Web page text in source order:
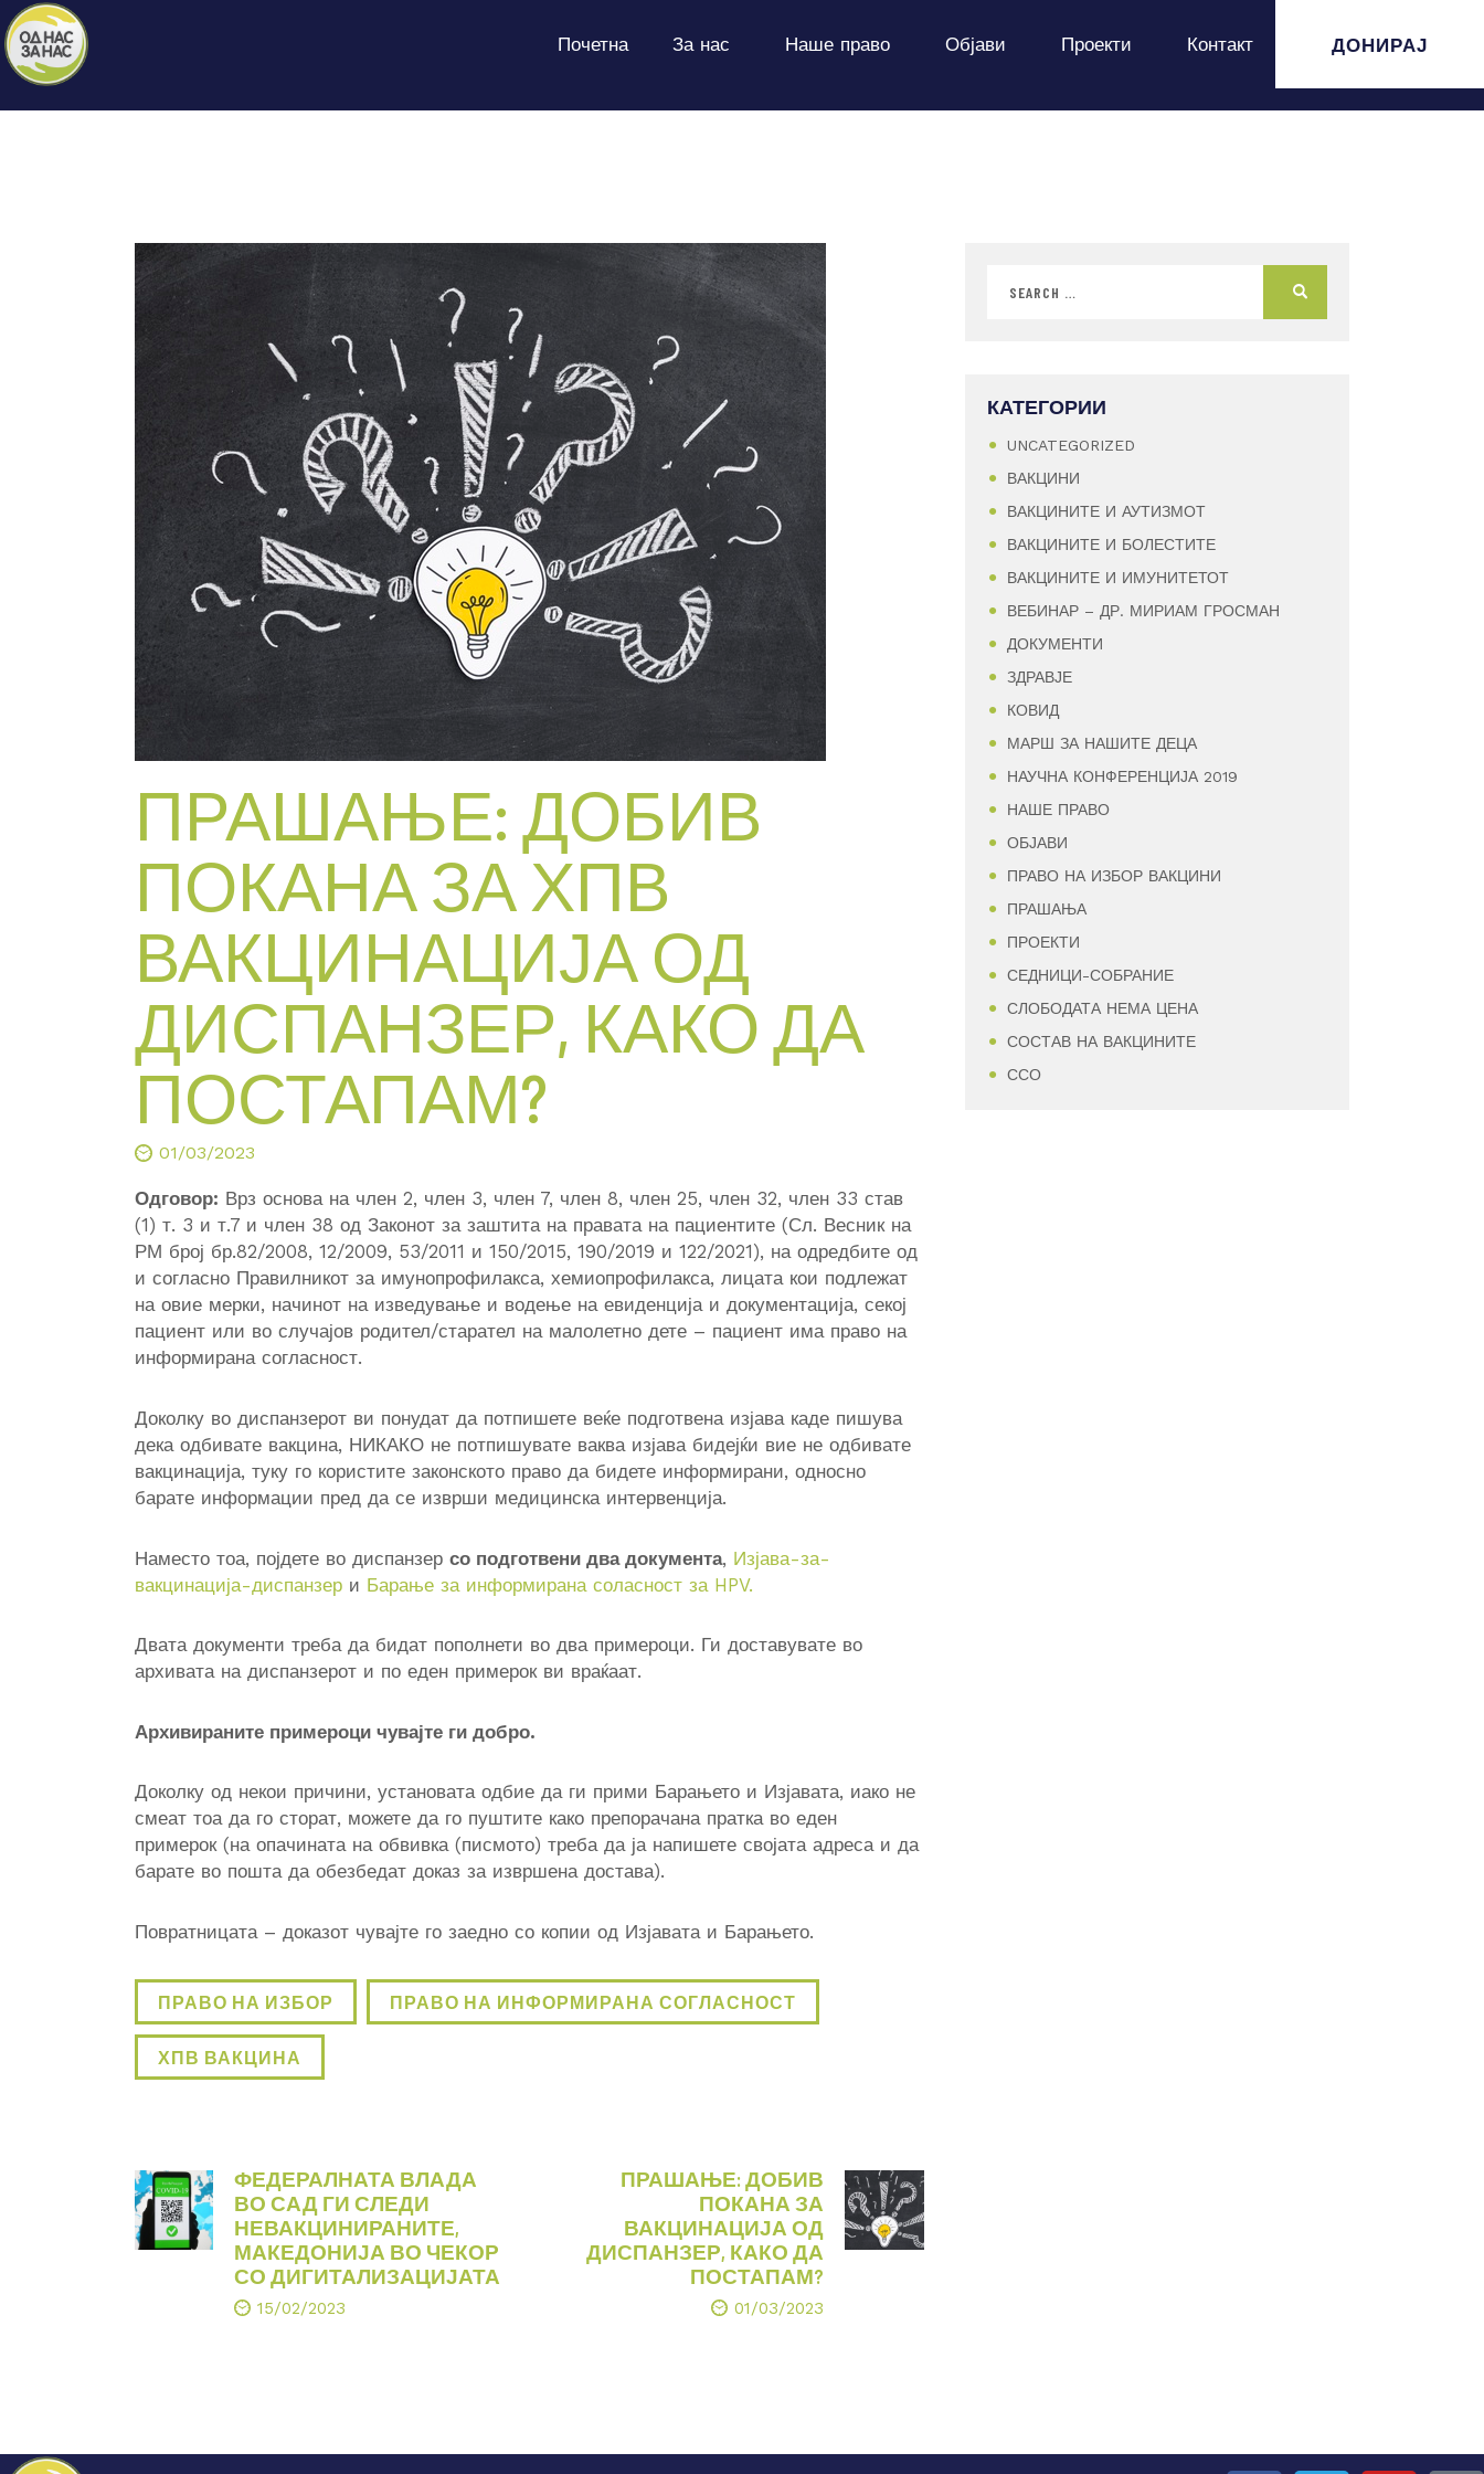
Почетна За нас Наше право Објави Проекти Контакт ДОНИРАЈ
ПОЧЕТНА
ПРОЕКТИ
КОНТАКТ
ПРАШАЊЕ: ДОБИВ
ПОКАНА ЗА ХПВ
ВАКЦИНАЦИЈА ОД
ДИСПАНЗЕР, КАКО ДА
ПОСТАПАМ?
01/03/2023
Одговор: Врз основа на член 2, член 3, член 7, член 8, член 25, член 32, член 33 став
(1) т. 3 и т.7 и член 38 од Законот за заштита на правата на пациентите (Сл. Весник на
РМ број бр.82/2008, 12/2009, 53/2011 и 150/2015, 190/2019 и 122/2021), на одредбите од
и согласно Правилникот за имунопрофилакса, хемиопрофилакса, лицата кои подлежат
на овие мерки, начинот на изведување и водење на евиденција и документација, секој
пациент или во случајов родител/старател на малолетно дете – пациент има право на
информирана согласност.
Доколку во диспанзерот ви понудат да потпишете веќе подготвена изјава каде пишува
дека одбивате вакцина, НИКАКО не потпишувате ваква изјава бидејќи вие не одбивате
вакцинација, туку го користите законското право да бидете информирани, односно
барате информации пред да се изврши медицинска интервенција.
Наместо тоа, појдете во диспанзер со подготвени два документа, Изјава-за-
вакцинација-диспанзер и Барање за информирана соласност за HPV.
Двата документи треба да бидат пополнети во два примероци. Ги доставувате во
архивата на диспанзерот и по еден примерок ви враќаат.
Архивираните примероци чувајте ги добро.
Доколку од некои причини, установата одбие да ги прими Барањето и Изјавата, иако не
смеат тоа да го сторат, можете да го пуштите како препорачана пратка во еден
примерок (на опачината на обвивка (писмото) треба да ја напишете својата адреса и да
барате во пошта да обезбедат доказ за извршена достава).
Повратницата – доказот чувајте го заедно со копии од Изјавата и Барањето.
ПРАВО НА ИЗБОР ПРАВО НА ИНФОРМИРАНА СОГЛАСНОСТ
ХПВ ВАКЦИНА
ФЕДЕРАЛНАТА ВЛАДА
ВО САД ГИ СЛЕДИ
НЕВАКЦИНИРАНИТЕ,
МАКЕДОНИЈА ВО ЧЕКОР
СО ДИГИТАЛИЗАЦИЈАТА
15/02/2023
ПРАШАЊЕ: ДОБИВ
ПОКАНА ЗА
ВАКЦИНАЦИЈА ОД
ДИСПАНЗЕР, КАКО ДА
ПОСТАПАМ?
01/03/2023
КАТЕГОРИИ
UNCATEGORIZED
ВАКЦИНИ
ВАКЦИНИТЕ И АУТИЗМОТ
ВАКЦИНИТЕ И БОЛЕСТИТЕ
ВАКЦИНИТЕ И ИМУНИТЕТОТ
ВЕБИНАР – ДР. МИРИАМ ГРОСМАН
ДОКУМЕНТИ
ЗДРАВЈЕ
КОВИД
МАРШ ЗА НАШИТЕ ДЕЦА
НАУЧНА КОНФЕРЕНЦИЈА 2019
НАШЕ ПРАВО
ОБЈАВИ
ПРАВО НА ИЗБОР ВАКЦИНИ
ПРАШАЊА
ПРОЕКТИ
СЕДНИЦИ-СОБРАНИЕ
СЛОБОДАТА НЕМА ЦЕНА
СОСТАВ НА ВАКЦИНИТЕ
ССО